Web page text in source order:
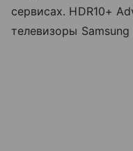
сервисах. HDR10+
телевизоры